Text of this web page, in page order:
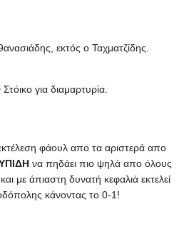
εκτός ο Ταχματζίδης.
για διαμαρτυρία.
εκτέλεση φάουλ απο τα αριστερά απο
να πηδάει πιο ψηλά απο όλους
με άπιαστη δυνατή κεφαλιά εκτελεί
κάνοντας το 0-1!